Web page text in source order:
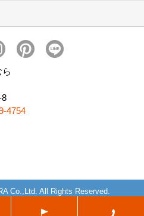
8
4754
Co.,Ltd. All Rights Reserved.